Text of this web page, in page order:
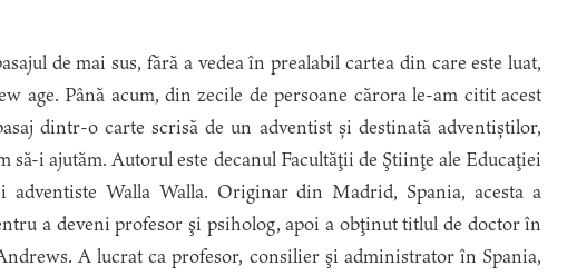
de mai sus, fără a vedea în prealabil cartea din care este luat,
age. Până acum, din zecile de persoane cărora le-am citit acest
dintr-o carte scrisă de un adventist și destinată adventiștilor,
i ajutăm. Autorul este decanul Facultăţii de Ştiinţe ale Educaţiei
Walla Walla. Originar din Madrid, Spania, acesta a
a deveni profesor şi psiholog, apoi a obţinut titlul de doctor în
A lucrat ca profesor, consilier şi administrator în Spania,